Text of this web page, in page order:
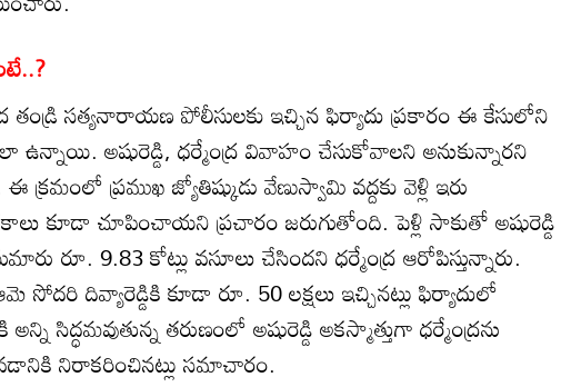
తండ్రి సత్యనారాయణ పోలీసులకు ఇచ్చిన ఫిర్యాదు ప్రకారం ఈ కేసులోని
ఉన్నాయి. అషురెడ్డి, ధర్మేంద్ర వివాహం చేసుకోవాలని అనుకున్నారని
క్రమంలో ప్రముఖ జ్యోతిష్కుడు వేణుస్వామి వద్దకు వెళ్లి ఇరు
కూడా చూపించాయని ప్రచారం జరుగుతోంది. పెళ్లి సాకుతో అషురెడ్డి
రూ. 9.83 కోట్లు వసూలు చేసిందని ధర్మేంద్ర ఆరోపిస్తున్నారు.
సోదరి దివ్యారెడ్డికి కూడా రూ. 50 లక్షలు ఇచ్చినట్లు ఫిర్యాదులో
సిద్ధమవుతున్న తరుణంలో అషురెడ్డి అకస్మాత్తుగా ధర్మేంద్రను
నిరాకరించినట్లు సమాచారం.